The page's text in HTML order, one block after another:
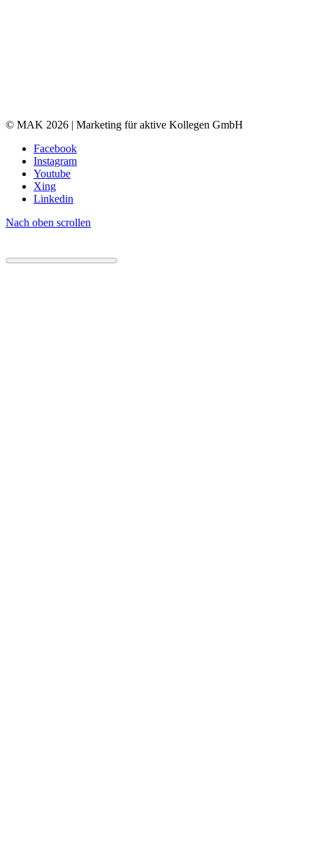
© MAK 2026 | Marketing für aktive Kollegen GmbH
Facebook
Instagram
Youtube
Xing
Linkedin
Nach oben scrollen